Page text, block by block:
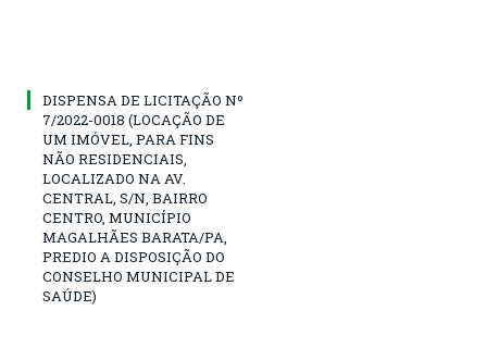
DISPENSA DE LICITAÇÃO Nº
7/2022-0018 (LOCAÇÃO DE
UM IMÓVEL, PARA FINS
NÃO RESIDENCIAIS,
LOCALIZADO NA AV.
CENTRAL, S/N, BAIRRO
CENTRO, MUNICÍPIO
MAGALHÃES BARATA/PA,
PREDIO A DISPOSIÇÃO DO
CONSELHO MUNICIPAL DE
SAÚDE)